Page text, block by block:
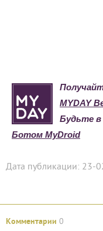
MYDAY
Будьте в
Ботом MyDroid
Дата публикации: 23-
Комментарии 0